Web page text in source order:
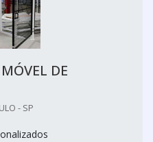
DE
- SP